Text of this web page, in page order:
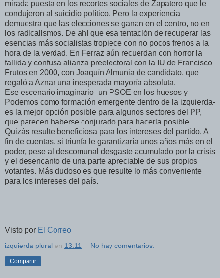
mirada puesta en los recortes sociales de Zapatero que le
condujeron al suicidio político. Pero la experiencia
demuestra que las elecciones se ganan en el centro, no en
los radicalismos. De ahí que esa tentación de recuperar las
esencias más socialistas tropiece con no pocos frenos a la
hora de la verdad. En Ferraz aún recuerdan con horror la
fallida y confusa alianza preelectoral con la IU de Francisco
Frutos en 2000, con Joaquín Almunia de candidato, que
regaló a Aznar una inesperada mayoría absoluta.
Ese escenario imaginario -un PSOE en los huesos y
Podemos como formación emergente dentro de la izquierda-
es la mejor opción posible para algunos sectores del PP,
que parecen haberse conjurado para hacerla posible.
Quizás resulte beneficiosa para los intereses del partido. A
fin de cuentas, si triunfa le garantizaría unos años más en el
poder, pese al descomunal desgaste acumulado por la crisis
y el desencanto de una parte apreciable de sus propios
votantes. Más dudoso es que resulte lo más conveniente
para los intereses del país.
Visto por El Correo
izquierda plural en 13:11 No hay comentarios:
Compartir